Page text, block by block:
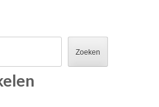
Zoeken